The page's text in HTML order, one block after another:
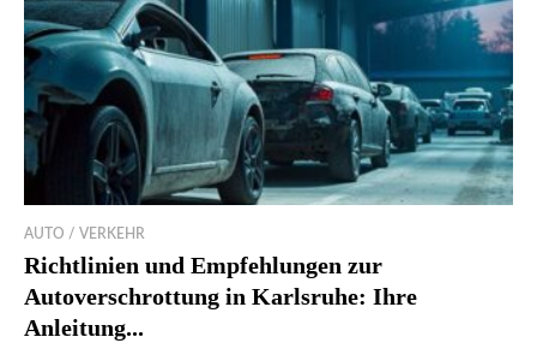
AUTO / VERKEHR
Richtlinien und Empfehlungen zur
Autoverschrottung in Karlsruhe: Ihre
Anleitung...